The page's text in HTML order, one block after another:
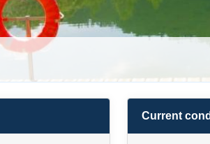
Current